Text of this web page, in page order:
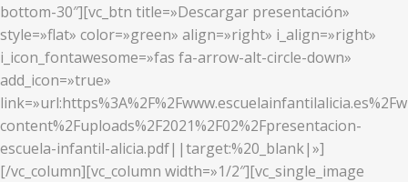
bottom-30″][vc_btn title=»Descargar presentación»
style=»flat» color=»green» align=»right» i_align=»right»
i_icon_fontawesome=»fas fa-arrow-alt-circle-down»
add_icon=»true»
content%2Fuploads%2F2021%2F02%2Fpresentacion-
escuela-infantil-alicia.pdf||target:%20_blank|»]
[/vc_column][vc_column width=»1/2″][vc_single_image